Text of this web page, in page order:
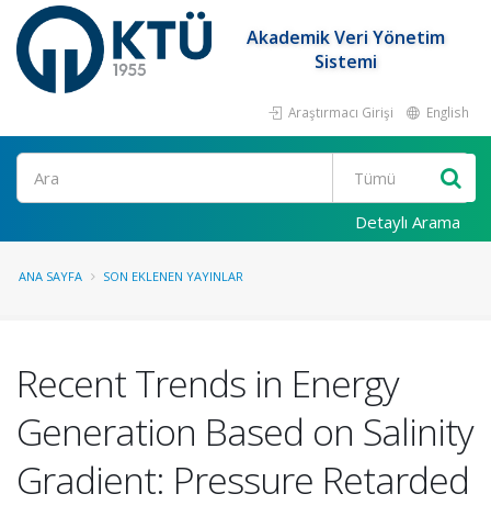
Akademik Veri Yönetim
Sistemi
Araştırmacı Girişi English
Ara
Detaylı Arama
ANA SAYFA SON EKLENEN YAYINLAR
Recent Trends in Energy
Generation Based on Salinity
Gradient: Pressure Retarded